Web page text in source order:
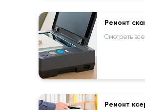
Смотреть все